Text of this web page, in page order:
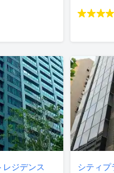
レジデンス
シティプ